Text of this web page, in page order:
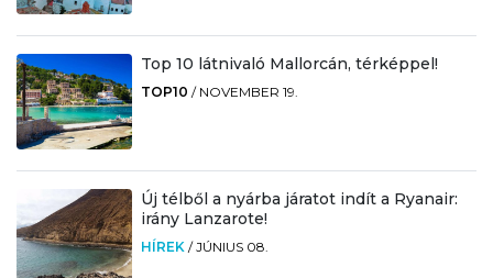
Top 10 látnivaló Mallorcán, térképpel!
TOP10 / NOVEMBER 19.
Új télből a nyárba járatot indít a Ryanair:
irány Lanzarote!
HÍREK /JÚNIUS 08.